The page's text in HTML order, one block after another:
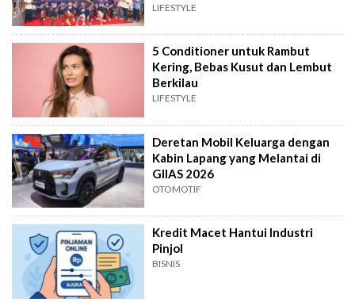
LIFESTYLE
5 Conditioner untuk Rambut
Kering, Bebas Kusut dan Lembut
Berkilau
LIFESTYLE
Deretan Mobil Keluarga dengan
Kabin Lapang yang Melantai di
GIIAS 2026
OTOMOTIF
Kredit Macet Hantui Industri
Pinjol
BISNIS